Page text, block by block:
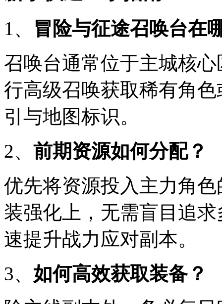
1、 冒险与征途召唤台在
召唤台通常位于主城核
行高级召唤获取稀有角
引与地图标识。
2、 前期资源如何分配？
优先将资源投入主力角
装强化上，无需盲目追
速提升战力应对副本。
3、 如何高效获取装备？